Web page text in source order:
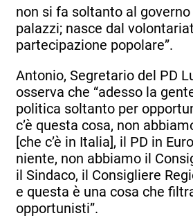
non si fa soltanto al
palazzi; nasce dal
partecipazione popolare”.
Antonio, Segretario del PD
osserva che “adesso la
politica soltanto per
c’è questa cosa, non
[che c’è in Italia], il PD in
niente, non abbiamo il
il Sindaco, il Consigliere
e questa è una cosa che
opportunisti”.